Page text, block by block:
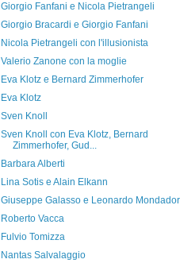
Giorgio Fanfani e Nicola Pietrangeli
Giorgio Bracardi e Giorgio Fanfani
Nicola Pietrangeli con l'illusionista
Valerio Zanone con la moglie
Eva Klotz e Bernard Zimmerhofer
Eva Klotz
Sven Knoll
Sven Knoll con Eva Klotz, Bernard
Zimmerhofer, Gud...
Barbara Alberti
Lina Sotis e Alain Elkann
Giuseppe Galasso e Leonardo
Roberto Vacca
Fulvio Tomizza
Nantas Salvalaggio